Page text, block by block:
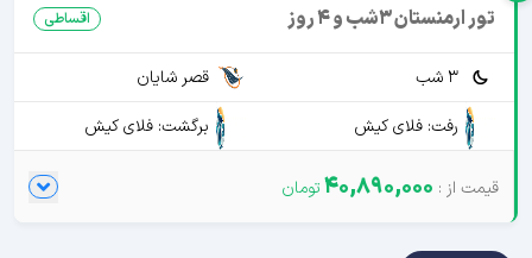
تور ارمنستان 3شب و 4 روز اقساطی
3 شب
قصر شایان
رفت: فلای کیش
برگشت: فلای کیش
40,890,000